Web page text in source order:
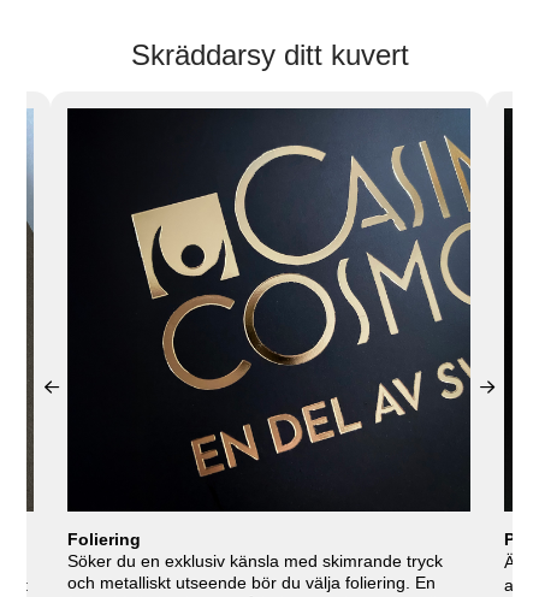
Skräddarsy ditt kuvert
t
Foliering
Söker du en exklusiv känsla med skimrande tryck
och metalliskt utseende bör du välja foliering. En
Är